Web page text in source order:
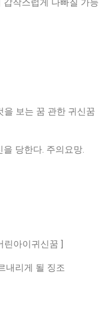
작스럽게 나빠질 가능
을 보는 꿈 관한 귀신꿈
당한다. 주의요망.
린아이귀신꿈 ]
내리게 될 징조